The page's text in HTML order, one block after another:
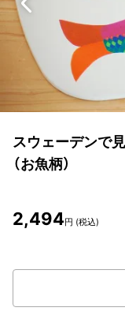
スウェーデンで
（お魚柄）
2,494円 (税込)